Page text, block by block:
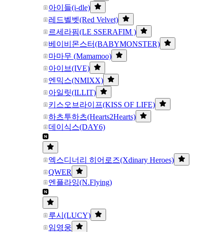
아이들(i-dle)
레드벨벳(Red Velvet)
르세라핌(LE SSERAFIM )
베이비몬스터(BABYMONSTER)
마마무 (Mamamoo)
아이브(IVE)
엔믹스(NMIXX)
아일릿(ILLIT)
키스오브라이프(KISS OF LIFE)
하츠투하츠(Hearts2Hearts)
데이식스(DAY6)
엑스디너리 히어로즈(Xdinary Heroes)
QWER
엔플라잉(N.Flying)
루시(LUCY)
임영웅